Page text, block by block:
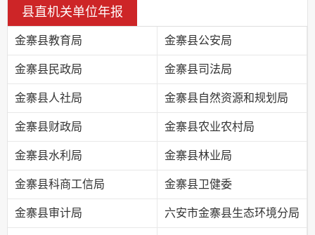
县直机关单位年报
金寨县教育局 金寨县公安局
金寨县民政局 金寨县司法局
金寨县人社局 金寨县自然资源和规划局
金寨县财政局 金寨县农业农村局
金寨县水利局 金寨县林业局
金寨县科商工信局 金寨县卫健委
金寨县审计局 六安市金寨县生态环境分局